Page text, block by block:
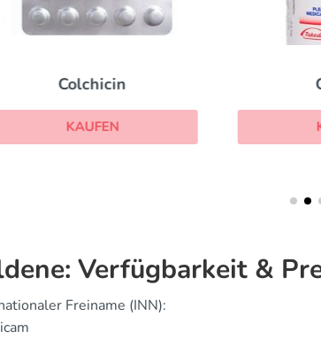
Colchicin
KAUFEN
Verfügbarkeit &
Freiname (INN):